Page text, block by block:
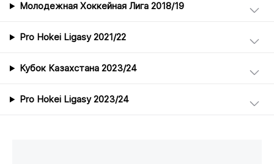
Молодежная Хоккейная Лига 2018/19
Pro Hokei Ligasy 2021/22
Кубок Казахстана 2023/24
Pro Hokei Ligasy 2023/24